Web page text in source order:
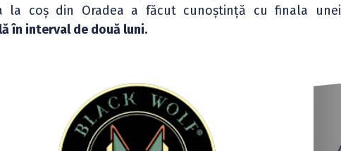
la coș din Oradea a făcut cunoștință cu finala unei
în interval de două luni.